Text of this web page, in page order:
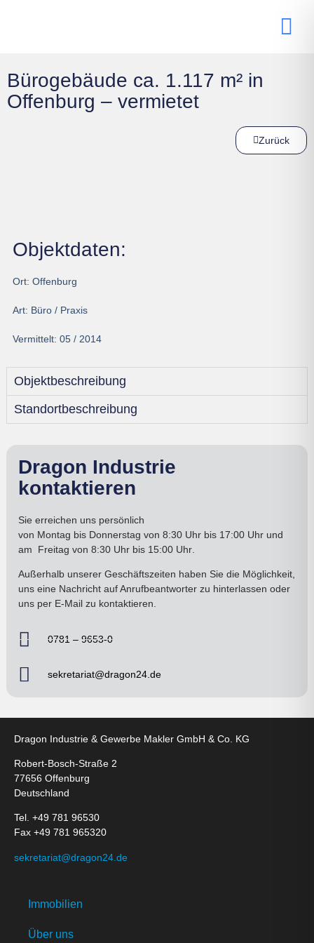
Bürogebäude ca. 1.117 m² in
Offenburg – vermietet
Zurück
Objektdaten:
Ort: Offenburg
Art: Büro / Praxis
Vermittelt: 05 / 2014
Objektbeschreibung
Standortbeschreibung
Dragon Industrie
kontaktieren
Sie erreichen uns persönlich
von Montag bis Donnerstagvon 8:30 Uhr bis 17:00 Uhr und
am Freitag von 8:30 Uhr bis 15:00 Uhr
Außerhalb unserer Geschäftszeiten haben Sie die Möglichkeit,
uns eine Nachricht auf Anrufbeantworter zu hinterlassen oder
uns per E-Mail zu kontaktieren.
0781 – 9653-0
sekretariat@dragon24.de
Dragon Industrie & Gewerbe Makler GmbH & Co. KG
Robert-Bosch-Straße 2
77656 Offenburg
Deutschland
Tel. +49 781 96530
Fax +49 781 965320
sekretariat@dragon24.de
Immobilien
Über uns